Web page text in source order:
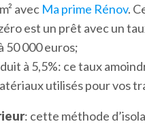
avec Ma prime Rénov.
est un prêt avec un
50 000 euros;
à 5,5%: ce taux
utilisés pour vos
: cette méthode